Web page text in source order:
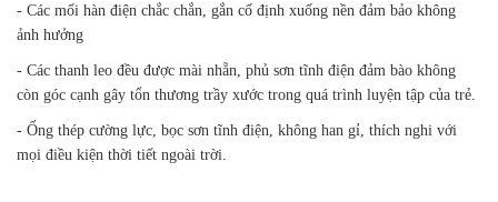
- Các mối hàn điện chắc chắn, gắn cố định xuống nền đảm bảo không
ảnh hưởng
- Các thanh leo đều được mài nhẵn, phủ sơn tĩnh điện đảm bào không
còn góc cạnh gây tổn thương trầy xước trong quá trình luyện tập của trẻ.
- Ống thép cường lực, bọc sơn tĩnh điện, không han gỉ, thích nghi với
mọi điều kiện thời tiết ngoài trời.